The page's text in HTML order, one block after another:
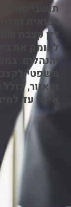
תושבי
רפואית
דין קצבת
לעומק את
והנהלים.
משפטי
והאזור,
אישי עד